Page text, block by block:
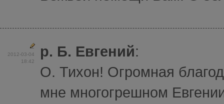
2012-03-04
18:42
р. Б. Евгений:
О. Тихон! Огромная
мне многогрешном